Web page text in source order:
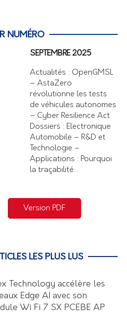
NUMÉRO
SEPTEMBRE 2025
Actualités : OpenGMSL
– AstaZero
révolutionne les tests
de véhicules autonomes
– Cyber Resilience Act
Dossiers : Electronique
Automobile – R&D et
Technologie –
Applications : Pourquoi
la traçabilité…
Version PDF
LES PLUS LUS
Technology accélère les
Edge AI avec son
Wi Fi 7 SX PCEBE AP